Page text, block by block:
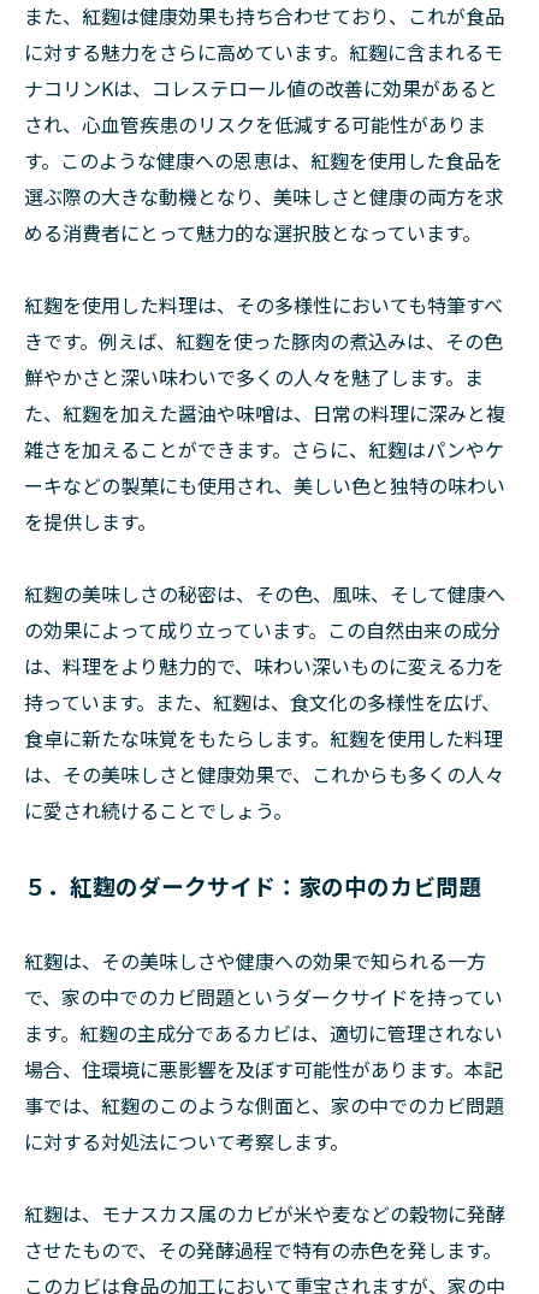
また、紅麴は健康効果も持ち合わせており、これが食品
に対する魅力をさらに高めています。紅麴に含まれるモ
ナコリンKは、コレステロール値の改善に効果があると
され、心血管疾患のリスクを低減する可能性がありま
す。このような健康への恩恵は、紅麴を使用した食品を
選ぶ際の大きな動機となり、美味しさと健康の両方を求
める消費者にとって魅力的な選択肢となっています。
紅麴を使用した料理は、その多様性においても特筆すべ
きです。例えば、紅麴を使った豚肉の煮込みは、その色
鮮やかさと深い味わいで多くの人々を魅了します。ま
た、紅麴を加えた醤油や味噌は、日常の料理に深みと複
雑さを加えることができます。さらに、紅麴はパンやケ
ーキなどの製菓にも使用され、美しい色と独特の味わい
を提供します。
紅麴の美味しさの秘密は、その色、風味、そして健康へ
の効果によって成り立っています。この自然由来の成分
は、料理をより魅力的で、味わい深いものに変える力を
持っています。また、紅麴は、食文化の多様性を広げ、
食卓に新たな味覚をもたらします。紅麴を使用した料理
は、その美味しさと健康効果で、これからも多くの人々
に愛され続けることでしょう。
５．紅麴のダークサイド：家の中のカビ問題
紅麴は、その美味しさや健康への効果で知られる一方
で、家の中でのカビ問題というダークサイドを持ってい
ます。紅麴の主成分であるカビは、適切に管理されない
場合、住環境に悪影響を及ぼす可能性があります。本記
事では、紅麴のこのような側面と、家の中でのカビ問題
に対する対処法について考察します。
紅麴は、モナスカス属のカビが米や麦などの穀物に発酵
させたもので、その発酵過程で特有の赤色を発します。
このカビは食品の加工において重宝されますが、家の中